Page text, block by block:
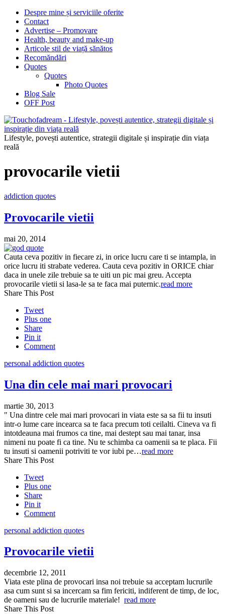
Despre mine și serviciile oferite
Contact
Advertise – Promovare
Health, beauty and make-up
Articole stil de viață sănătos
Recomăndări
Quotes
Quotes
Photo Quotes
Blog Sale
OFF Post
Lifestyle, povești autentice, strategii digitale și inspirație din viața
reală
provocarile vietii
addiction quotes
Provocarile vietii
mai 20, 2014
Cauta ceva pozitiv in fiecare zi, in orice lucru care ti se intampla, in
orice lucru iti strabate vederea. Cauta ceva pozitiv in ORICE chiar
daca in unele zile trebuie sa te uiti un pic mai greu. Accepta
provocarile vietii si lasa-le sa te faca mai puternic.read more
Share This Post
Tweet
Plus one
Share
Pin it
Comment
personal addiction quotes
Una din cele mai mari provocari
martie 30, 2013
" Una dintre cele mai mari provocari in viata este sa sa fii tu insuti
intr-o lume care incearca sa te faca precum toti ceilalti. Cineva va fi
intotdeauna mai frumos ca tine, mai destept sau mai tanar, insa
nimeni nu poate fi ca tine. Nu te schimba ca oamenii sa te placa. Fii
tu insuti si oamenii potriviti te vor iubi pe…read more
Share This Post
Tweet
Plus one
Share
Pin it
Comment
personal addiction quotes
Provocarile vietii
decembrie 12, 2011
Viata este plina de provocari insa noi trebuie sa acceptam lucrurile
asa cum sunt si sa incercam sa fim fericiti, indiferent de timp, de loc,
de oameni sau de lucrurile materiale! read more
Share This Post